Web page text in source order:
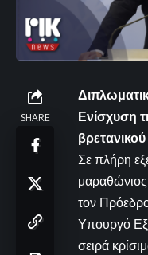
SHARE
Ενίσχυση
Σε πλήρη
τον
Υπουργό
σειρά